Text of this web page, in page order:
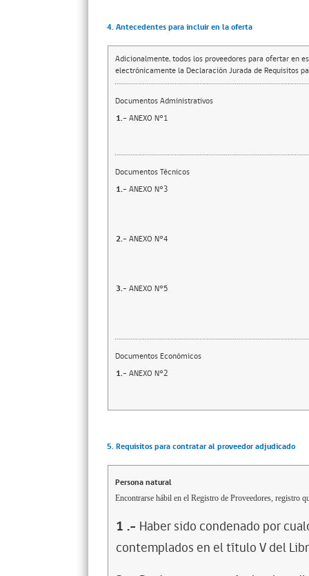
4. Antecedentes para incluir en la oferta
Adicionalmente, todos los proveedores para ofertar en
electrónicamente la Declaración Jurada de Requisitos
Documentos Administrativos
1.- ANEXO N°1
Documentos Técnicos
1.- ANEXO N°3
2.- ANEXO N°4
3.- ANEXO N°5
Documentos Económicos
1.- ANEXO N°2
5. Requisitos para contratar al proveedor adjudicado
Persona natural
Encontrarse hábil en el Registro de Proveedores, registro
1 .- Haber sido condenado por
contemplados en el título V del